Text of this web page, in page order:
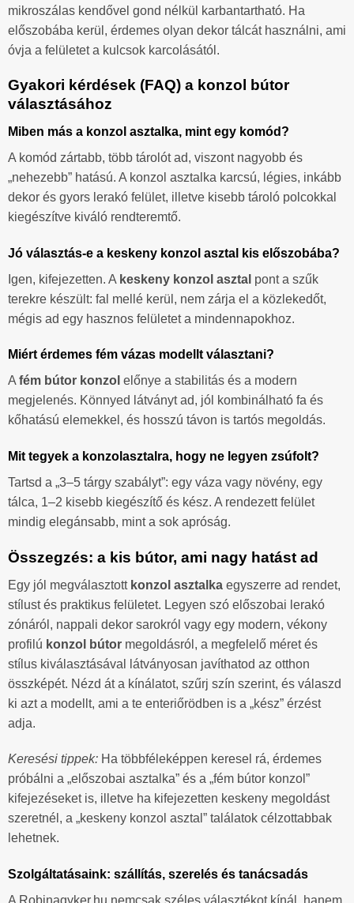
mikroszálas kendővel gond nélkül karbantartható. Ha
előszobába kerül, érdemes olyan dekor tálcát használni, ami
óvja a felületet a kulcsok karcolásától.
Gyakori kérdések (FAQ) a konzol bútor
választásához
Miben más a konzol asztalka, mint egy komód?
A komód zártabb, több tárolót ad, viszont nagyobb és
„nehezebb” hatású. A konzol asztalka karcsú, légies, inkább
dekor és gyors lerakó felület, illetve kisebb tároló polcokkal
kiegészítve kiváló rendteremtő.
Jó választás-e a keskeny konzol asztal kis előszobába?
Igen, kifejezetten. A keskeny konzol asztal pont a szűk
terekre készült: fal mellé kerül, nem zárja el a közlekedőt,
mégis ad egy hasznos felületet a mindennapokhoz.
Miért érdemes fém vázas modellt választani?
Afém bútor konzol előnye a stabilitás és a modern
megjelenés. Könnyed látványt ad, jól kombinálható fa és
kőhatású elemekkel, és hosszú távon is tartós megoldás.
Mit tegyek a konzolasztalra, hogy ne legyen zsúfolt?
Tartsd a „3–5 tárgy szabályt”: egy váza vagy növény, egy
tálca, 1–2 kisebb kiegészítő és kész. A rendezett felület
mindig elegánsabb, mint a sok apróság.
Összegzés: a kis bútor, ami nagy hatást ad
Egy jól megválasztott konzol asztalka egyszerre ad rendet,
stílust és praktikus felületet. Legyen szó előszobai lerakó
zónáról, nappali dekor sarokról vagy egy modern, vékony
profilú konzol bútor megoldásról, a megfelelő méret és
stílus kiválasztásával látványosan javíthatod az otthon
összképét. Nézd át a kínálatot, szűrj szín szerint, és válaszd
ki azt a modellt, ami a te enteriőrödben is a „kész” érzést
adja.
Keresési tippek: Ha többféleképpen keresel rá, érdemes
próbálni a „előszobai asztalka” és a „fém bútor konzol”
kifejezéseket is, illetve ha kifejezetten keskeny megoldást
szeretnél, a „keskeny konzol asztal” találatok célzottabbak
lehetnek.
Szolgáltatásaink: szállítás, szerelés és tanácsadás